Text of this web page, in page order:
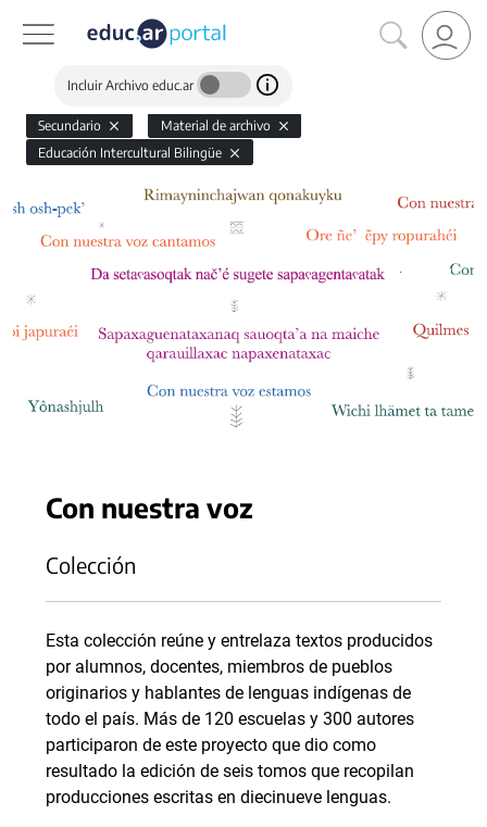
Incluir Archivo educ.ar
Secundario
Material de archivo
Educación Intercultural Bilingüe
Con nuestra voz
Colección
Esta colección reúne y entrelaza textos producidos
por alumnos, docentes, miembros de pueblos
originarios y hablantes de lenguas indígenas de
todo el país. Más de 120 escuelas y 300 autores
participaron de este proyecto que dio como
resultado la edición de seis tomos que recopilan
producciones escritas en diecinueve lenguas.